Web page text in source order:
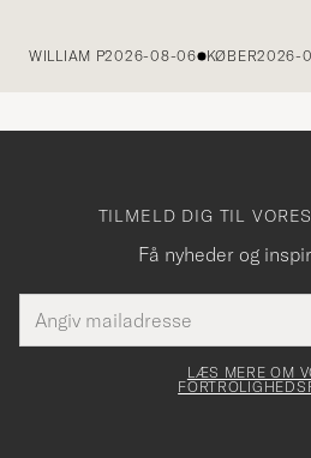
WILLIAM P2026-08-06 KØBER2026-
TILMELD DIG TIL
Få nyheder og
mailadresse
skal
Tack
för
LÆS MERE OM